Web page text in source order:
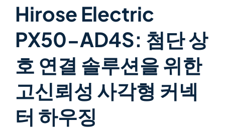
Hirose Electric
PX50-AD4S: 첨단 상
호 연결 솔루션을 위한
고신뢰성 사각형 커넥
터 하우징